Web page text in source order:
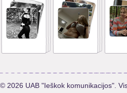
© 2026 UAB "Ieškok komunikacijos".